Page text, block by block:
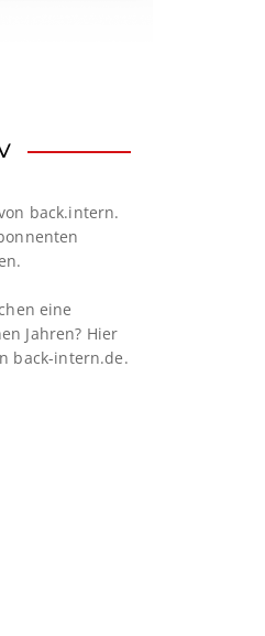
back.intern.
eine
Jahren? Hier
back-intern.de.